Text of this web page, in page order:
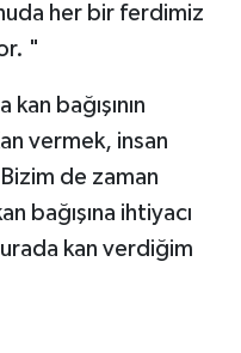
her bir ferdimiz
"
kan bağışının
vermek, insan
de zaman
bağışına ihtiyacı
kan verdiğim